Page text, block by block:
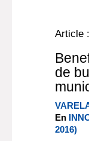
Article
de
En
2016)